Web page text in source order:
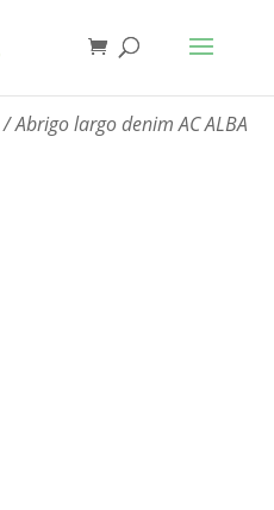
/ Abrigo largo denim AC ALBA